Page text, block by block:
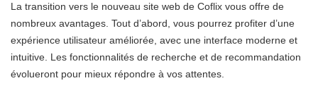
La transition vers le nouveau site web de Coflix vous offre de
nombreux avantages. Tout d’abord, vous pourrez profiter d’une
expérience utilisateur améliorée, avec une interface moderne et
intuitive. Les fonctionnalités de recherche et de recommandation
évolueront pour mieux répondre à vos attentes.